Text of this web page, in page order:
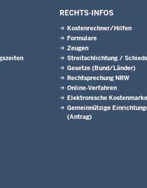
RECHTS-INFOS
Kostenrechner/Hilfen
Formulare
Zeugen
Streitschlichtung /
Gesetze (Bund/Länder)
Rechtsprechung NRW
Online-Verfahren
Elektronische Kostenmarke
Gemeinnützige
(Antrag)